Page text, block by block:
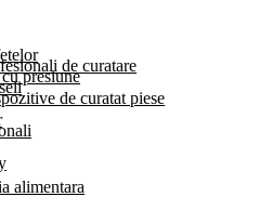
de curatare
presiune
de curatat piese
alimentara